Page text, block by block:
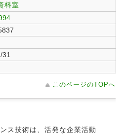
料室
31
このページのTOPへ
ス技術は、活発な企業活動